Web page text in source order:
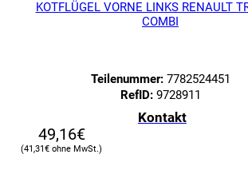
KOTFLÜGEL VORNE LINKS RENAULT
COMBI
Teilenummer:7782524451
RefID:9728911
Kontakt
49,16€
41,31€